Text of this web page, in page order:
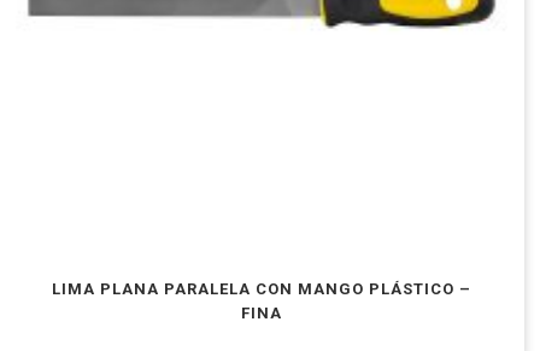
LIMA PLANA PARALELA CON MANGO PLÁSTICO –
FINA